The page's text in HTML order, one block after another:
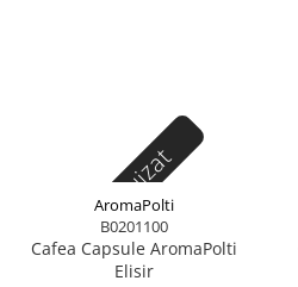
Stoc epuizat
AromaPolti
B0201100
Cafea Capsule AromaPolti
Elisir